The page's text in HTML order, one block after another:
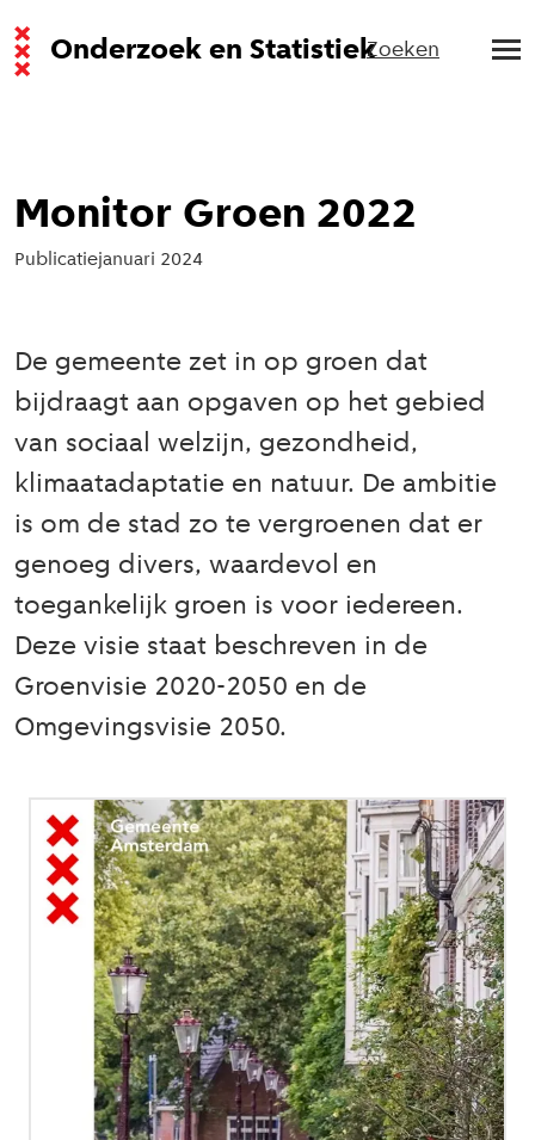
Onderzoek en StatistiekZoeken
Monitor Groen 2022
Publicatiejanuari 2024
De gemeente zet in op groen dat
bijdraagt aan opgaven op het gebied
van sociaal welzijn, gezondheid,
klimaatadaptatie en natuur. De ambitie
is om de stad zo te vergroenen dat er
genoeg divers, waardevol en
toegankelijk groen is voor iedereen.
Deze visie staat beschreven in de
Groenvisie 2020-2050 en de
Omgevingsvisie 2050.